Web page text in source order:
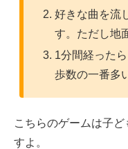
好きな曲を流
す。ただし地
1分間経った
歩数の一番多
こちらのゲームは子
すよ。